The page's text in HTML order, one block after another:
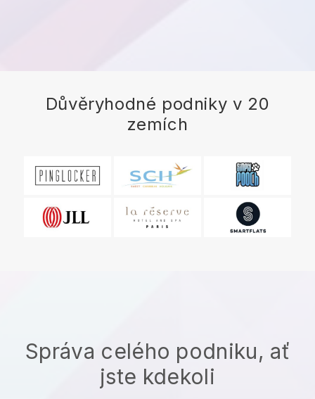
Důvěryhodné podniky v 20
zemích
Správa celého podniku, ať
jste kdekoli